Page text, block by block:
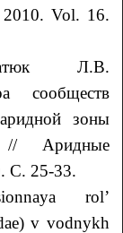
2010. Vol. 16.
Л.В.
сообществ
зоны
// Аридные
С. 25-33.
rol’
v vodnykh